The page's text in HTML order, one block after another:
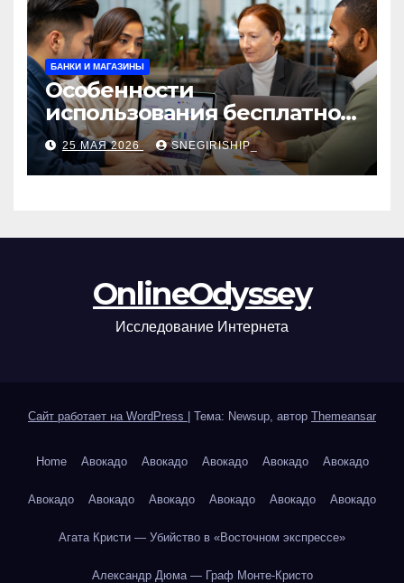
БАНКИ И МАГАЗИНЫ
Особенности
использования бесплатной
версии программ для
автоматизации и
управления предприятием
25 МАЯ 2026 SNEGIRISHIP_
OnlineOdyssey
Исследование Интернета
Сайт работает на WordPress Тема: Newsup, автор Themeansar
Home Авокадо Авокадо Авокадо Авокадо Авокадо
Авокадо Авокадо Авокадо Авокадо Авокадо Авокадо
Агата Кристи — Убийство в «Восточном экспрессе»
Александр Дюма — Граф Монте-Кристо